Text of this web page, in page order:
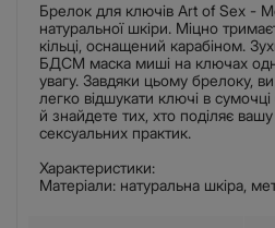
Брелок для ключів Art of Sex -
натуральної шкіри. Міцно
кільці, оснащений карабіном.
БДСМ маска миші на ключах
увагу. Завдяки цьому брелоку,
легко відшукати ключі в
й знайдете тих, хто поділяє
сексуальних практик.
Характеристики:
Матеріали: натуральна шкіра,